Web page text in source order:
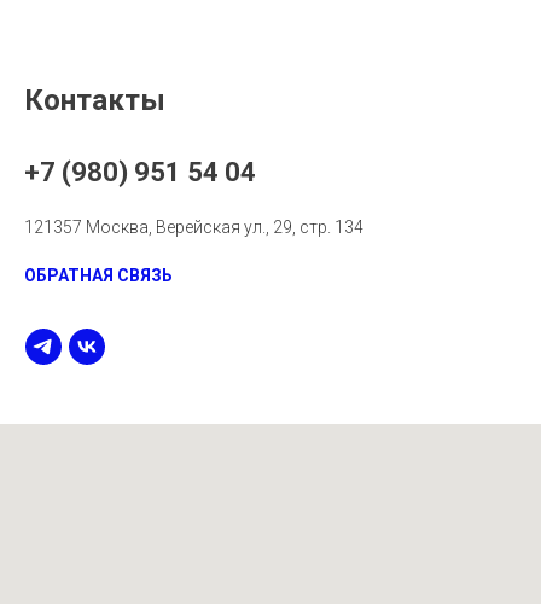
Контакты
+7 (980) 951 54 04
121357 Москва, Верейская ул., 29, стр. 134
ОБРАТНАЯ СВЯЗЬ